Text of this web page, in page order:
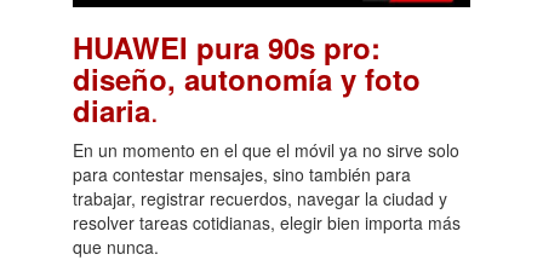
HUAWEI pura 90s pro:
diseño, autonomía y foto
diaria.
En un momento en el que el móvil ya no sirve solo
para contestar mensajes, sino también para
trabajar, registrar recuerdos, navegar la ciudad y
resolver tareas cotidianas, elegir bien importa más
que nunca.